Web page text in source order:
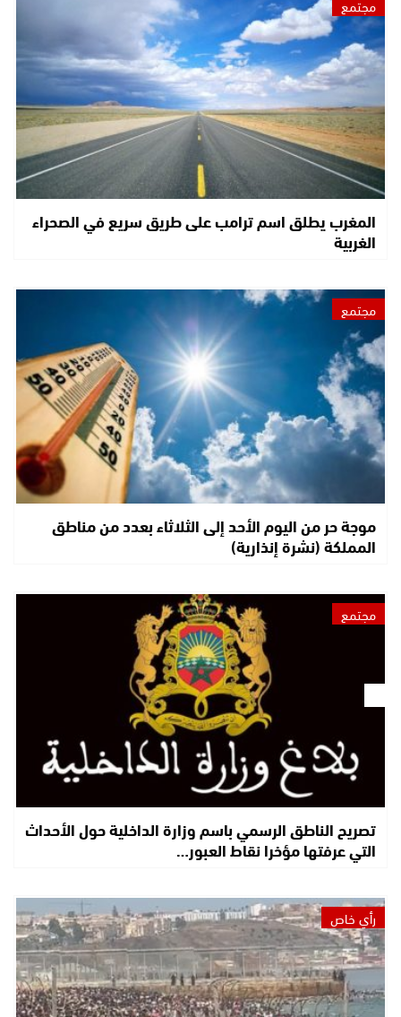
مجتمع
المغرب يطلق اسم ترامب على طريق سريع في الصحراء
الغربية
مجتمع
موجة حر من اليوم الأحد إلى الثلاثاء بعدد من مناطق
المملكة (نشرة إنذارية)
مجتمع
تصريح الناطق الرسمي باسم وزارة الداخلية حول الأحداث
التي عرفتها مؤخرا نقاط العبور…
رأي خاص